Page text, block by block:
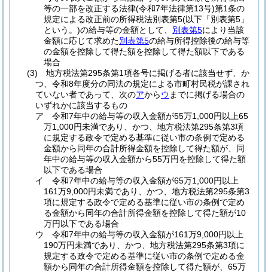
等の一部を改正する法律(令和7年法律第13号)第1条の
規定による改正前の所得税法別表第5(以下「別表第5」
という。)の給与等の金額として、 別表第5により当該
金額に応じて求めた別表第5の給与所得控除後の給与等
の金額を控除して得た額を控除して得た額以下である
場合
(3)
地方税法第295条第1項各号に掲げる者に該当せず、か
つ、令和8年度分の同法の規定による市町村民税が課され
ていない者であって、次のアからウ までに掲げる場合の
いずれかに該当するもの
ア
令和7年中の給与等の収入金額が55万1,000円以上65
万1,000円未満であり、かつ、地方税法第295条第3項
に規定する政令で定める基準に従い市の条例で定める
金額から同年の合計所得金額を控除して得た額が、同
年中の給与等の収入金額から55万円を控除して得た額
以下である場合
イ
令和7年中の給与等の収入金額が65万1,000円以上
161万9,000円未満であり、かつ、地方税法第295条第3
項に規定する政令で定める基準に従い市の条例で定め
る金額から同年の合計所得金額を控除して得た額が10
万円以下である場合
ウ
令和7年中の給与等の収入金額が161万9,000円以上
190万円未満であり、かつ、地方税法第295条第3項に
規定する政令で定める基準に従い市の条例で定める金
額から同年の合計所得金額を控除して得た額が、65万